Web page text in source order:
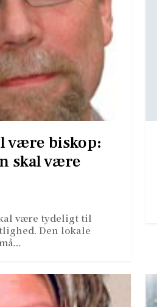
være biskop:
skal være
være tydeligt til
Den lokale